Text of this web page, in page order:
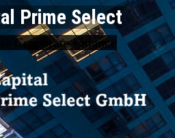
Prime Select
Corporate Finance